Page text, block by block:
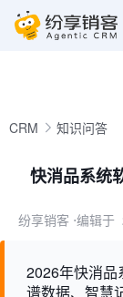
CRM 知识问答
快消品系统
纷享销客 ⋅编辑
2026年快消品
谱数据、智慧